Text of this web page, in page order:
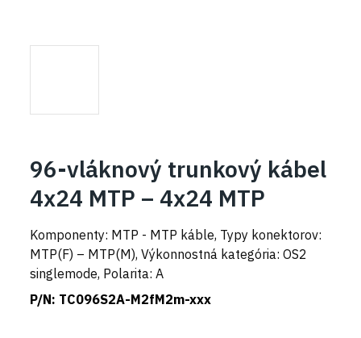
96-vláknový trunkový kábel
4x24 MTP – 4x24 MTP
Komponenty: MTP - MTP káble, Typy konektorov:
MTP(F) – MTP(M), Výkonnostná kategória: OS2
singlemode, Polarita: A
P/N: TC096S2A-M2fM2m-xxx